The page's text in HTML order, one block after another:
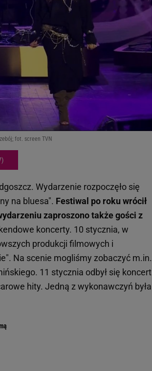
fot. screen TVN
Wydarzenie rozpoczęło się
na bluesa". Festiwal po roku wrócił
zaproszono także gości z
koncerty. 10 stycznia, w
produkcji filmowych i
Na scenie mogliśmy zobaczyć m.in.
11 stycznia odbył się koncert
hity. Jedną z wykonawczyń była